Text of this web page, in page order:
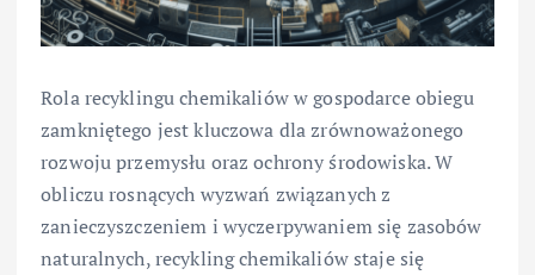
Rola recyklingu chemikaliów w gospodarce obiegu
zamkniętego jest kluczowa dla zrównoważonego
rozwoju przemysłu oraz ochrony środowiska. W
obliczu rosnących wyzwań związanych z
zanieczyszczeniem i wyczerpywaniem się zasobów
naturalnych, recykling chemikaliów staje się